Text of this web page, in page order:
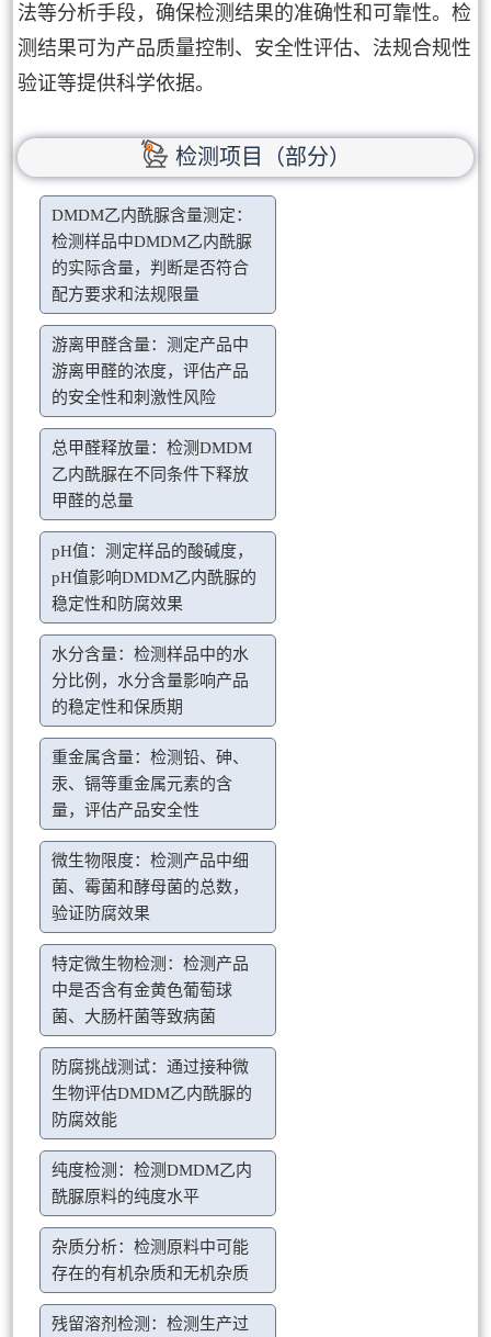
法等分析手段，确保检测结果的准确性和可靠性。检
测结果可为产品质量控制、安全性评估、法规合规性
验证等提供科学依据。
检测项目（部分）
DMDM乙内酰脲含量测定：
检测样品中DMDM乙内酰脲
的实际含量，判断是否符合
配方要求和法规限量
游离甲醛含量：测定产品中
游离甲醛的浓度，评估产品
的安全性和刺激性风险
总甲醛释放量：检测DMDM
乙内酰脲在不同条件下释放
甲醛的总量
pH值：测定样品的酸碱度，
pH值影响DMDM乙内酰脲的
稳定性和防腐效果
水分含量：检测样品中的水
分比例，水分含量影响产品
的稳定性和保质期
重金属含量：检测铅、砷、
汞、镉等重金属元素的含
量，评估产品安全性
微生物限度：检测产品中细
菌、霉菌和酵母菌的总数，
验证防腐效果
特定微生物检测：检测产品
中是否含有金黄色葡萄球
菌、大肠杆菌等致病菌
防腐挑战测试：通过接种微
生物评估DMDM乙内酰脲的
防腐效能
纯度检测：检测DMDM乙内
酰脲原料的纯度水平
杂质分析：检测原料中可能
存在的有机杂质和无机杂质
残留溶剂检测：检测生产过